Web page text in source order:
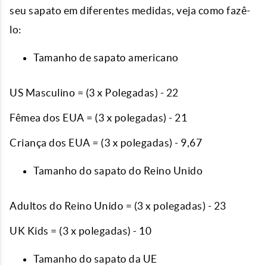
seu sapato em diferentes medidas, veja como fazê-
lo:
Tamanho de sapato americano
US Masculino = (3 x Polegadas) - 22
Fêmea dos EUA = (3 x polegadas) - 21
Criança dos EUA = (3 x polegadas) - 9,67
Tamanho do sapato do Reino Unido
Adultos do Reino Unido = (3 x polegadas) - 23
UK Kids = (3 x polegadas) - 10
Tamanho do sapato da UE